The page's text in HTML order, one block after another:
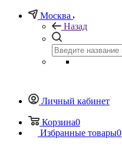
Москва
Назад
Личный кабинет
Корзина0
Избранные товары0